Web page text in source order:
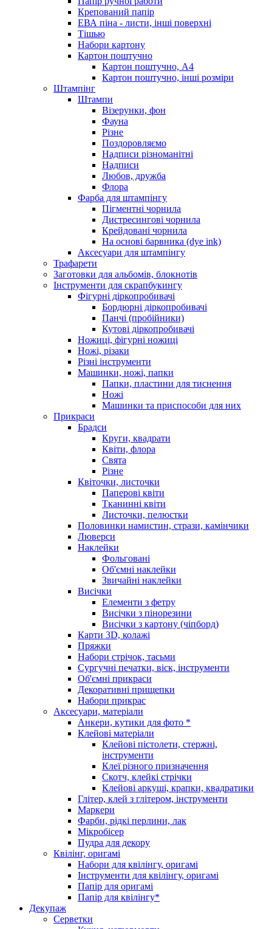
Крепований папір
ЕВА піна - листи, інші поверхні
Тішью
Набори картону
Картон поштучно
Картон поштучно, А4
Картон поштучно, інші розміри
Штампінг
Штампи
Візерунки, фон
Фауна
Різне
Поздоровляємо
Надписи різноманітні
Надписи
Любов, дружба
Флора
Фарба для штампінгу
Пігментні чорнила
Дистресингові чорнила
Крейдовані чорнила
На основі барвника (dye ink)
Аксесуари для штампінгу
Трафарети
Заготовки для альбомів, блокнотів
Інструменти для скрапбукингу
Фігурні діркопробивачі
Бордюрні діркопробивачі
Панчі (пробійники)
Кутові діркопробивачі
Ножиці, фігурні ножиці
Ножі, різаки
Різні інструменти
Машинки, ножі, папки
Папки, пластини для тиснення
Ножі
Машинки та приспособи для них
Прикраси
Брадси
Круги, квадрати
Квіти, флора
Свята
Різне
Квіточки, листочки
Паперові квіти
Тканинні квіти
Листочки, пелюстки
Половинки намистин, стрази, камінчики
Люверси
Наклейки
Фольговані
Об'ємні наклейки
Звичайні наклейки
Висічки
Елементи з фетру
Висічки з пінорезини
Висічки з картону (чіпборд)
Карти 3D, колажі
Пряжки
Набори стрічок, тасьми
Сургучні печатки, віск, інструменти
Об'ємні прикраси
Декоративні прищепки
Набори прикрас
Аксесуари, матеріали
Анкери, кутики для фото *
Клейові матеріали
Клейові пістолети, стержні,
інструменти
Клеї різного призначення
Скотч, клейкі стрічки
Клейові аркуші, крапки, квадратики
Глітер, клей з глітером, інструменти
Маркери
Фарби, рідкі перлини, лак
Мікробісер
Пудра для декору
Квілінг, оригамі
Набори для квілінгу, оригамі
Інструменти для квілінгу, оригамі
Папір для оригамі
Папір для квілінгу*
Декупаж
Серветки